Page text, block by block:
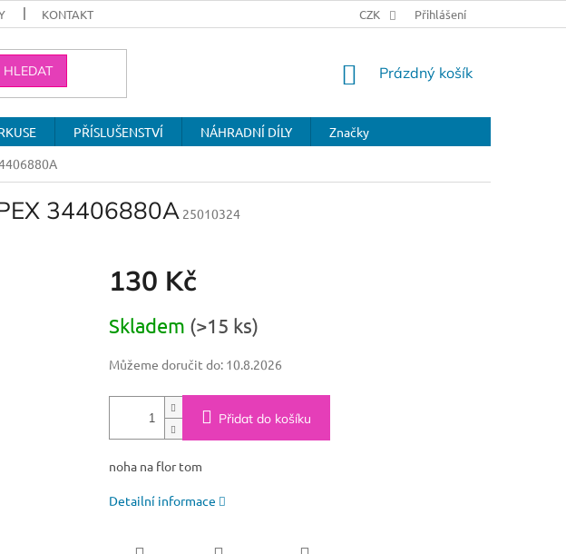
KONTAKT CZK Přihlášení
HLEDAT
NÁKUPNÍ
Prázdný košík
PŘÍSLUŠENSTVÍ NÁHRADNÍ DÍLY
Značky
34406880A 25010324
130 Kč
cena:
Skladem (>15 ks)
Můžeme doručit do: 10.8.2026
Přidat do košíku
noha na flor tom
Detailní informace